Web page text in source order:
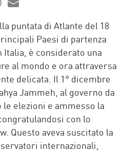
MAIL
puntata di Atlante del 18
Paesi di partenza
è considerato una
al mondo e ora attraversa
delicata. Il 1° dicembre
Jammeh, al governo da
le elezioni e ammesso la
con lo
Questo aveva suscitato la
internazionali,